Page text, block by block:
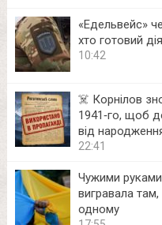
«Едельвейс»
хто готовий
10:42
☠️ Корнілов
1941‑го, щоб
від
22:41
Чужими
вигравала
одному